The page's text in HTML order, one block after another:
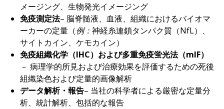
メージング、生物発光イメージング
免疫測定法– 脳脊髄液、血液、組織におけるバイオマ
ーカーの定量（例： 神経糸連鎖タンパク質（NfL）、
サイトカイン、ケモカイン）
免疫組織化学（IHC）および多重免疫蛍光法（mIF）
－ 病理学的所見および治療効果を評価するための死後
組織染色および定量的画像解析
データ解析・報告– 当社の科学者による厳密な定量分
析、統計解析、包括的な報告